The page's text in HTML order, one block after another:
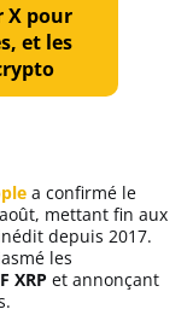
X pour
et les
a confirmé le
mettant fin aux
depuis 2017.
les
XRP et annonçant